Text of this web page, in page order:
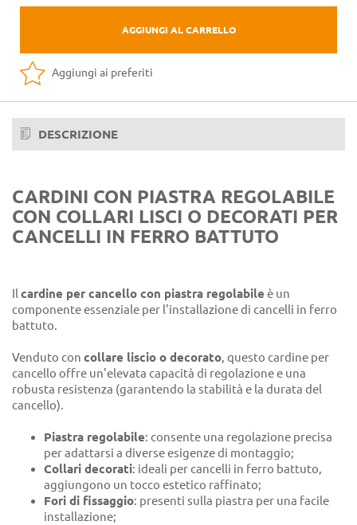
AGGIUNGI AL CARRELLO
Aggiungi ai preferiti
DESCRIZIONE
CARDINI CON PIASTRA REGOLABILE
CON COLLARI LISCI O DECORATI PER
CANCELLI IN FERRO BATTUTO
Il cardine per cancello con piastra regolabile è un
componente essenziale per l'installazione di cancelli in ferro
battuto.
Venduto con collare liscio o decorato, questo cardine per
cancello offre un'elevata capacità di regolazione e una
robusta resistenza (garantendo la stabilità e la durata del
cancello).
Piastra regolabile: consente una regolazione precisa
per adattarsi a diverse esigenze di montaggio;
Collari decorati: ideali per cancelli in ferro battuto,
aggiungono un tocco estetico raffinato;
Fori di fissaggio: presenti sulla piastra per una facile
installazione;